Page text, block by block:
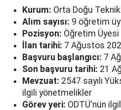
Kurum: Orta Doğu
Alım sayısı: 9 öğretim
Pozisyon: Öğretim Üyesi
İlan tarihi: 7 Ağustos
Başvuru başlangıcı: 7
Son başvuru tarihi: 21
Mevzuat: 2547 sayılı
ilgili yönetmelikler
Görev yeri: ODTÜ'nün